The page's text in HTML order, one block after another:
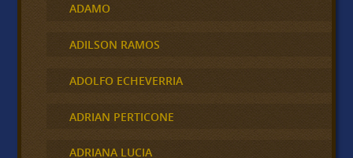
ADAMO
ADILSON RAMOS
ADOLFO ECHEVERRIA
ADRIAN PERTICONE
ADRIANA LUCIA